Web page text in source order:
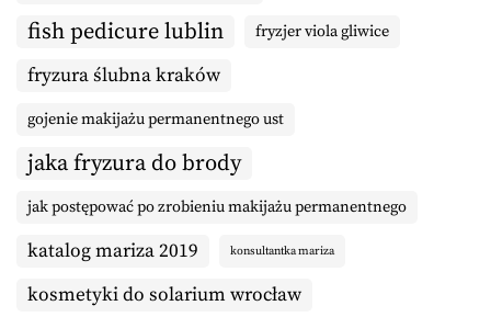
fish pedicure lublin fryzjer viola gliwice
fryzura ślubna kraków
gojenie makijażu permanentnego ust
jaka fryzura do brody
jak postępować po zrobieniu makijażu permanentnego
katalog mariza 2019 konsultantka mariza
kosmetyki do solarium wrocław